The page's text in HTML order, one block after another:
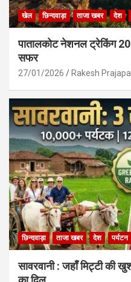
खेल छिन्दवाड़ा ताजा खबर देश
पातालकोट नेशनल ट्रेकिंग
सफर
27/01/2026 Rakesh
छिन्दवाड़ा ताजा खबर देश पर्यटन
सावरवानी : जहाँ मिट्टी की